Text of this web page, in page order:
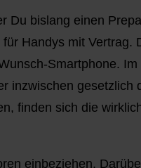
Du bislang einen
Handys mit Vertrag.
Smartphone. Im
inzwischen gesetzlich
finden sich die
einbeziehen.